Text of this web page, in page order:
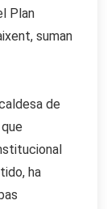
Plan
suman
de
ha